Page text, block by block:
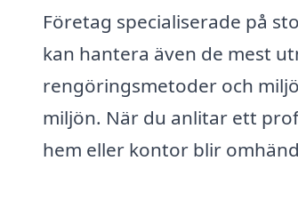
Företag specialiserade på
kan hantera även de mest
rengöringsmetoder och
miljön. När du anlitar ett
hem eller kontor blir